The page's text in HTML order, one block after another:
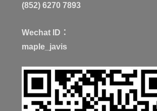
(852) 6270 7893
Wechat ID：
maple_javis